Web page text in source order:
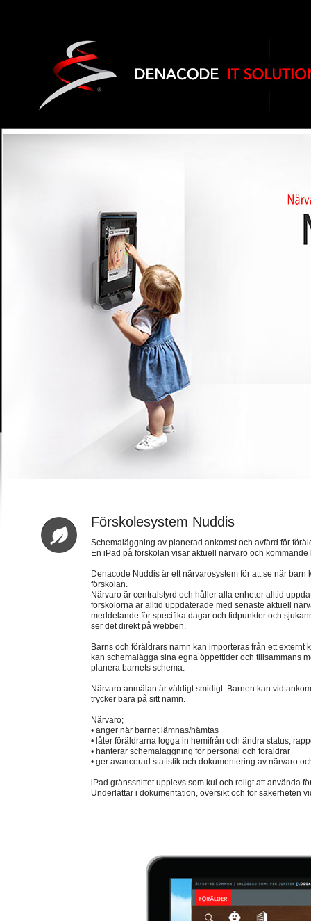
Förskolesystem Nuddis
Schemaläggning av planerad ankomst och avfärd för
En iPad på förskolan visar aktuell närvaro och
Denacode Nuddis är ett närvarosystem för att se när barn
förskolan.
Närvaro är centralstyrd och håller alla enheter alltid
förskolorna är alltid uppdaterade med senaste aktuell
meddelande för specifika dagar och tidpunkter och
ser det direkt på webben.
Barns och föräldrars namn kan importeras från ett externt
kan schemalägga sina egna öppettider och tillsammans
planera barnets schema.
Närvaro anmälan är väldigt smidigt. Barnen kan vid
trycker bara på sitt namn.
Närvaro;
• anger när barnet lämnas/hämtas
• låter föräldrarna logga in hemifrån och ändra status,
• hanterar schemaläggning för personal och föräldrar
• ger avancerad statistik och dokumentering av närvaro
iPad gränssnittet upplevs som kul och roligt att använda
Underlättar i dokumentation, översikt och för säkerheten